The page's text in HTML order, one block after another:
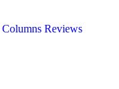
Columns Reviews